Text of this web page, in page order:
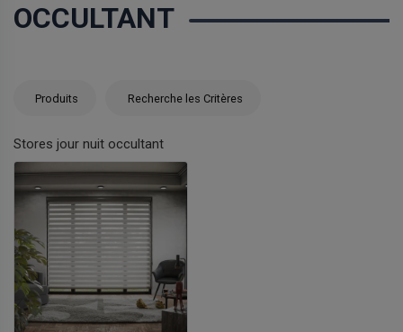
OCCULTANT
Produits Recherche les Critères
Stores jour nuit occultant